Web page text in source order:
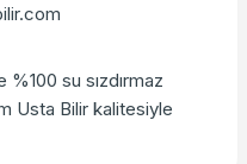
%100 su sızdırmaz
Usta Bilir kalitesiyle